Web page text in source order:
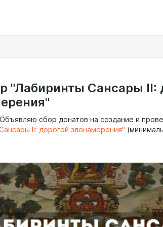
"Лабиринты Сансары II:
Объявляю сбор донатов на создание и
II: дорогой злонамерения"